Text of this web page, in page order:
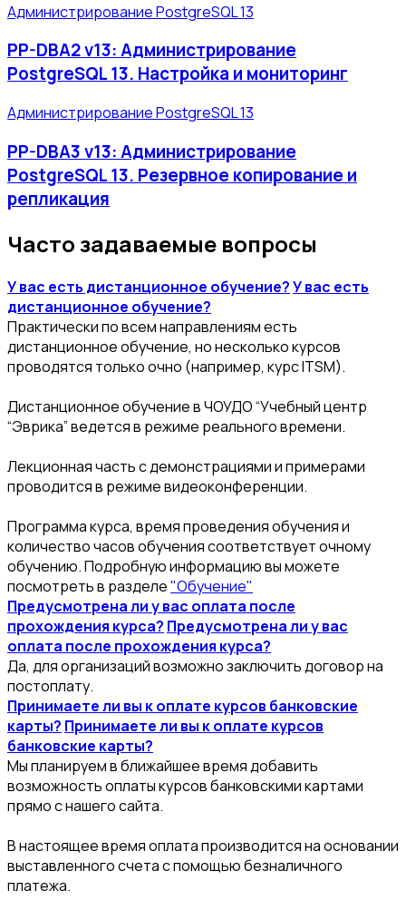
Администрирование PostgreSQL 13
PP-DBA2 v13: Администрирование
PostgreSQL 13. Настройка и мониторинг
Администрирование PostgreSQL 13
PP-DBA3 v13: Администрирование
PostgreSQL 13. Резервное копирование и
репликация
Часто задаваемые вопросы
У вас есть дистанционное обучение?У вас есть
дистанционное обучение?
Практически по всем направлениям есть
дистанционное обучение, но несколько курсов
проводятся только очно (например, курс ITSM).
Дистанционное обучение в ЧОУДО “Учебный центр
“Эврика” ведется в режиме реального времени.
Лекционная часть с демонстрациями и примерами
проводится в режиме видеоконференции.
Программа курса, время проведения обучения и
количество часов обучения соответствует очному
обучению. Подробную информацию вы можете
посмотреть в разделе"Обучение"
Предусмотрена ли у вас оплата после
прохождения курса? Предусмотрена ли у вас
оплата после прохождения курса?
Да, для организаций возможно заключить договор на
постоплату.
Принимаете ли вы к оплате курсов банковские
карты? Принимаете ли вы к оплате курсов
банковские карты?
Мы планируем в ближайшее время добавить
возможность оплаты курсов банковскими картами
прямо с нашего сайта.
В настоящее время оплата производится на основании
выставленного счета с помощью безналичного
платежа.